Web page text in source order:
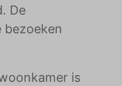
De
is